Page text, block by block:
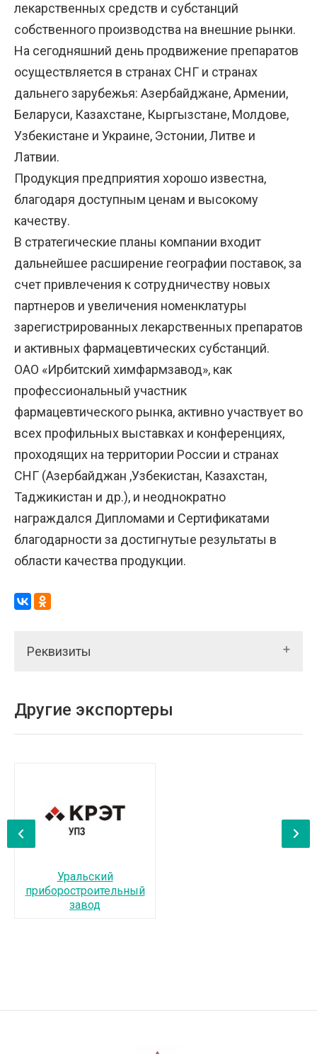
лекарственных средств и субстанций
собственного производства на внешние рынки.
На сегодняшний день продвижение препаратов
осуществляется в странах СНГ и странах
дальнего зарубежья: Азербайджане, Армении,
Беларуси, Казахстане, Кыргызстане, Молдове,
Узбекистане и Украине, Эстонии, Литве и
Латвии.
Продукция предприятия хорошо известна,
благодаря доступным ценам и высокому
качеству.
В стратегические планы компании входит
дальнейшее расширение географии поставок, за
счет привлечения к сотрудничеству новых
партнеров и увеличения номенклатуры
зарегистрированных лекарственных препаратов
и активных фармацевтических субстанций.
ОАО «Ирбитский химфармзавод», как
профессиональный участник
фармацевтического рынка, активно участвует во
всех профильных выставках и конференциях,
проходящих на территории России и странах
СНГ (Азербайджан ,Узбекистан, Казахстан,
Таджикистан и др.), и неоднократно
награждался Дипломами и Сертификатами
благодарности за достигнутые результаты в
области качества продукции.
Реквизиты
Другие экспортеры
Уральский
приборостроительный
завод